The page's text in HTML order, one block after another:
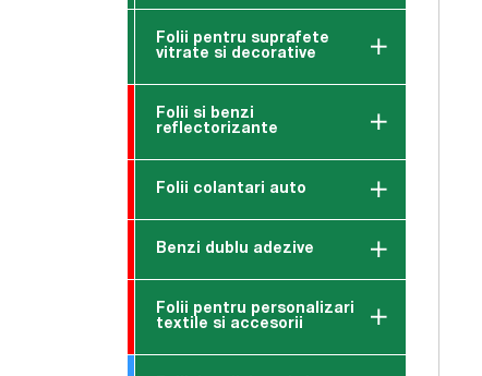
Folii pentru suprafete
vitrate si decorative
Folii si benzi
reflectorizante
Folii colantari auto
Benzi dublu adezive
Folii pentru personalizari
textile si accesorii